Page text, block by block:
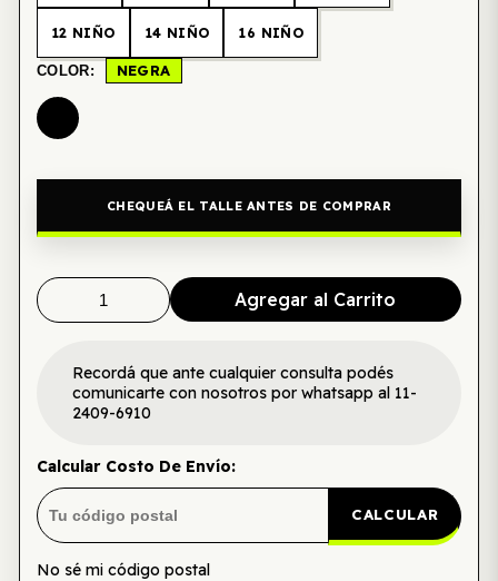
12 NIÑO 14 NIÑO 16 NIÑO
COLOR: NEGRA
CHEQUEÁ EL TALLE ANTES DE COMPRAR
Agregar al Carrito
Recordá que ante cualquier consulta podés
comunicarte con nosotros por whatsapp al 11-
2409-6910
Calcular Costo De Envío:
CALCULAR
No sé mi código postal